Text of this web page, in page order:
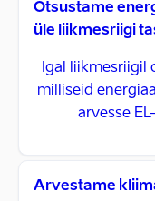
Otsustame
üle liikmesriigi
Igal liikmesriigil
milliseid
arvesse
Arvestame